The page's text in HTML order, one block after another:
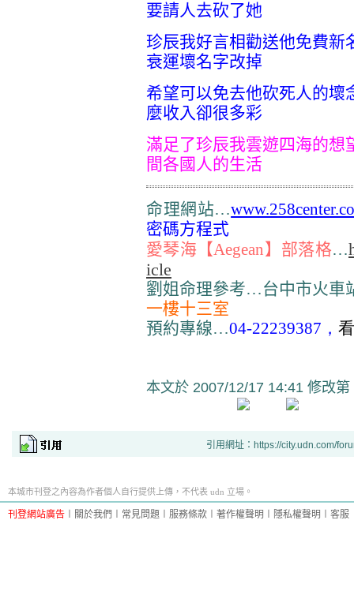
要請人去砍了她
珍辰我好言相勸送他免費
衰運壞名字改掉
希望可以免去他砍死人的
麼收入卻很多彩
滿足了珍辰我雲遊四海的
間各國人的生活
命理網站…
密碼方程式
愛琴海【Aegean】部落格…
icle
劉姐命理參考…台中市火車
一樓十三室
預約專線…04-22239387，
本文於 2007/12/17 14:41 修改第
引用網址：https://city.udn.com/
本城市刊登之內容為作者個人自行提供上傳，不代表 udn 立場。
刊登網站廣告 關於我們 常見問題 服務條款 著作權聲明 隱私權聲明 客服